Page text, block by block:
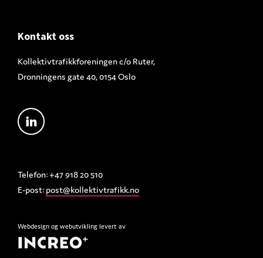
Footer
Kontakt oss
Kollektivtrafikkforeningen c/o Ruter,
Dronningens gate 40, 0154 Oslo
Telefon: +47 918 20 510
E-post: post@kollektivtrafikk.no
Webdesign og webutvikling levert av